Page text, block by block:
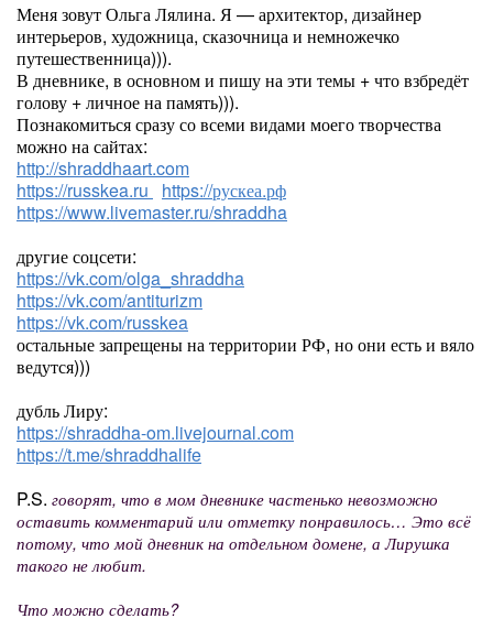
Меня зовут Ольга Лялина. Я — архитектор, дизайнер
интерьеров, художница, сказочница и немножечко
путешественница))).
В дневнике, в основном и пишу на эти темы + что взбредёт
голову + личное на память))).
Познакомиться сразу со всеми видами моего творчества
можно на сайтах:
http://shraddhaart.com
https://russkea.ru
https://рускеа.рф
https://www.livemaster.ru/shraddha
другие соцсети:
https://vk.com/olga_shraddha
https://vk.com/antiturizm
https://vk.com/russkea
остальные запрещены на территории РФ, но они есть и вяло
ведутся)))
дубль Лиру:
https://shraddha-om.livejournal.com
https://t.me/shraddhalife
P.S. говорят, что в мом дневнике частенько невозможно
оставить комментарий или отметку понравилось… Это всё
потому, что мой дневник на отдельном домене, а Лирушка
такого не любит.
Что можно сделать?